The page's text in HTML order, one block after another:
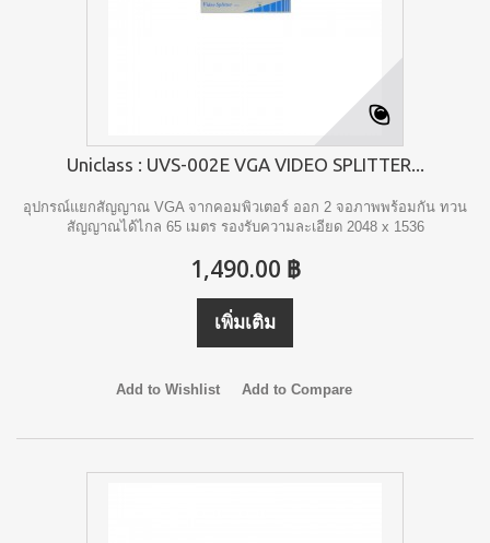
Uniclass : UVS-002E VGA VIDEO SPLITTER...
อุปกรณ์แยกสัญญาณ VGA จากคอมพิวเตอร์ ออก 2 จอภาพพร้อมกัน ทวน
สัญญาณได้ไกล 65 เมตร รองรับความละเอียด 2048 x 1536
1,490.00 ฿
เพิ่มเติม
Add to Wishlist Add to Compare